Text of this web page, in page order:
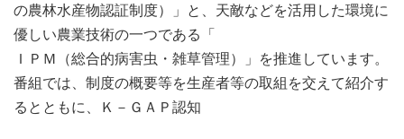
の農林水産物認証制度）」と、天敵などを活用した環境に
優しい農業技術の一つである「
ＩＰＭ（総合的病害虫・雑草管理）」を推進しています。
番組では、制度の概要等を生産者等の取組を交えて紹介す
るとともに、Ｋ－ＧＡＰ認知